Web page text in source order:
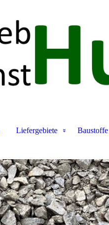
Liefergebiete Baustoffe